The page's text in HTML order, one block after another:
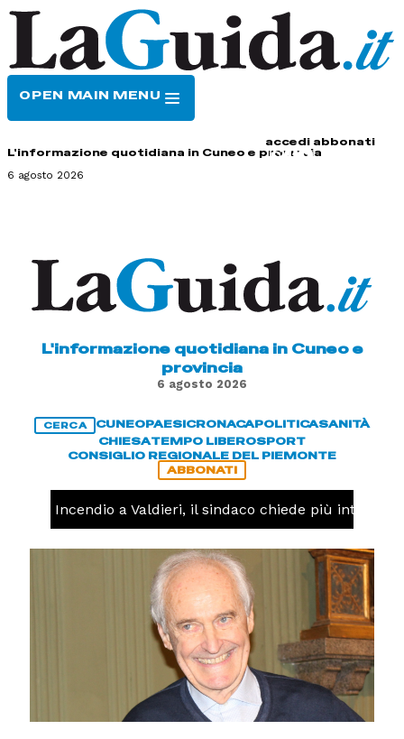
OPEN MAIN MENU
accedi abbonati
L'informazione quotidiana in Cuneo e provincia
6 agosto 2026
L'informazione quotidiana in Cuneo e
provincia
6 agosto 2026
CERCA CUNEOPAESICRONACAPOLITICASANITÀ
CHIESATEMPO LIBEROSPORT
CONSIGLIO REGIONALE DEL PIEMONTE
ABBONATI
Incendio a Valdieri, il sindaco chiede più